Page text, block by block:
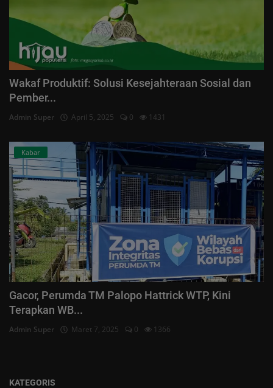
Wakaf Produktif: Solusi Kesejahteraan Sosial dan
Pember...
Admin Super April 5, 2025 0 1431
Kabar
Gacor, Perumda TM Palopo Hattrick WTP, Kini
Terapkan WB...
Admin Super Maret 7, 2025 0 1366
KATEGORIS